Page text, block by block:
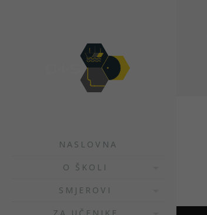
NASLOVNA
O ŠKOLI
SMJEROVI